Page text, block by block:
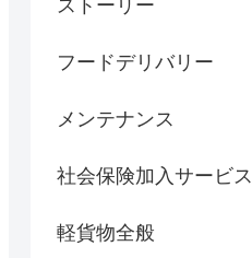
ストーリー
フードデリバリー
メンテナンス
社会保険加入サービス
軽貨物全般